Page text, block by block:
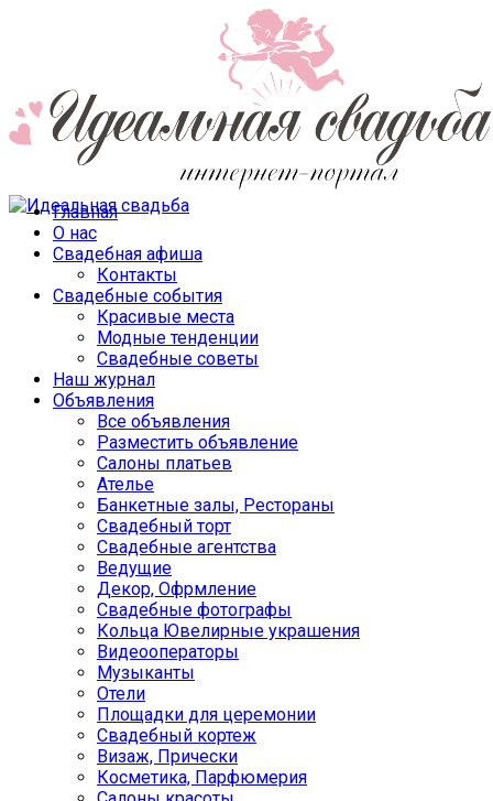
Главная
О нас
Свадебная афиша
Контакты
Свадебные события
Красивые места
Модные тенденции
Свадебные советы
Наш журнал
Объявления
Все объявления
Разместить объявление
Салоны платьев
Ателье
Банкетные залы, Рестораны
Свадебный торт
Свадебные агентства
Ведущие
Декор, Офрмление
Свадебные фотографы
Кольца Ювелирные украшения
Видеооператоры
Музыканты
Отели
Площадки для церемонии
Свадебный кортеж
Визаж, Прически
Косметика, Парфюмерия